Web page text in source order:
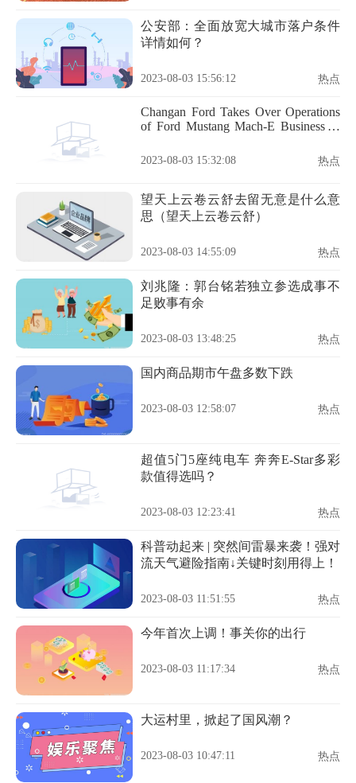
公安部：全面放宽大城市落户条件
详情如何？
2023-08-03 15:56:12 热点
Changan Ford Takes Over Operations
of Ford Mustang Mach-E Business in
2023-08-03 15:32:08 热点
望天上云卷云舒去留无意是什么意
思（望天上云卷云舒）
2023-08-03 14:55:09 热点
刘兆隆：郭台铭若独立参选成事不
足败事有余
2023-08-03 13:48:25 热点
国内商品期市午盘多数下跌
2023-08-03 12:58:07 热点
超值5门5座纯电车 奔奔E-Star多彩
款值得选吗？
2023-08-03 12:23:41 热点
科普动起来 | 突然间雷暴来袭！强对
流天气避险指南↓关键时刻用得上！
2023-08-03 11:51:55 热点
今年首次上调！事关你的出行
2023-08-03 11:17:34 热点
大运村里，掀起了国风潮？
2023-08-03 10:47:11 热点